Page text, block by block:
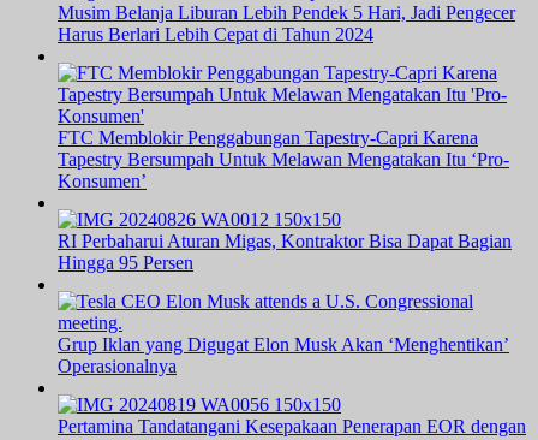
Musim Belanja Liburan Lebih Pendek 5 Hari, Jadi Pengecer
Harus Berlari Lebih Cepat di Tahun 2024
FTC Memblokir Penggabungan Tapestry-Capri Karena
Tapestry Bersumpah Untuk Melawan Mengatakan Itu ‘Pro-
Konsumen’
RI Perbaharui Aturan Migas, Kontraktor Bisa Dapat Bagian
Hingga 95 Persen
Grup Iklan yang Digugat Elon Musk Akan ‘Menghentikan’
Operasionalnya
Pertamina Tandatangani Kesepakaan Penerapan EOR dengan